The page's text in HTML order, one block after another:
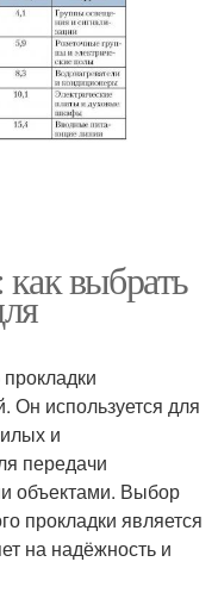
выбрать
Он используется для
и
передачи
объектами. Выбор
прокладки является
на надёжность и